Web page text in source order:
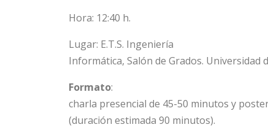
Hora: 12:40 h.
Lugar: E.T.S. Ingeniería
Informática, Salón de Grados. Universidad
Formato:
charla presencial de 45-50 minutos y
(duración estimada 90 minutos).